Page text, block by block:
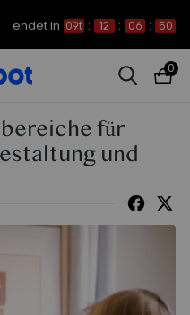
endet in 09t : 12 : 06 : 50
0
für
und